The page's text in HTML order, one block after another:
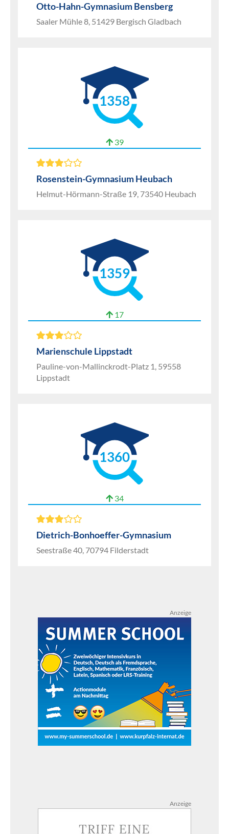
Otto-Hahn-Gymnasium Bensberg
Saaler Mühle 8, 51429 Bergisch Gladbach
1358
39
Rosenstein-Gymnasium Heubach
Helmut-Hörmann-Straße 19, 73540 Heubach
1359
17
Marienschule Lippstadt
Pauline-von-Mallinckrodt-Platz 1, 59558
Lippstadt
1360
34
Dietrich-Bonhoeffer-Gymnasium
Seestraße 40, 70794 Filderstadt
Anzeige
Anzeige